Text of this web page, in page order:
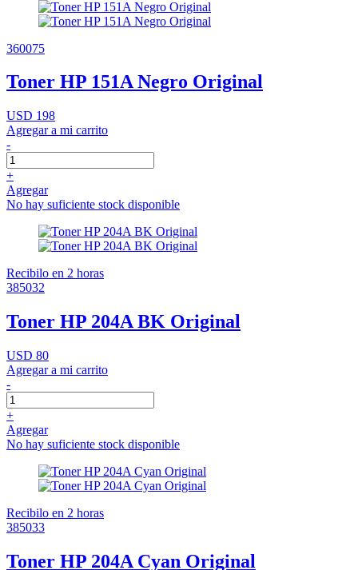
360075
Toner HP 151A Negro Original
USD 198
Agregar a mi carrito
-
+
Agregar
No hay suficiente stock disponible
Recibilo en 2 horas
385032
Toner HP 204A BK Original
USD 80
Agregar a mi carrito
-
+
Agregar
No hay suficiente stock disponible
Recibilo en 2 horas
385033
Toner HP 204A Cyan Original